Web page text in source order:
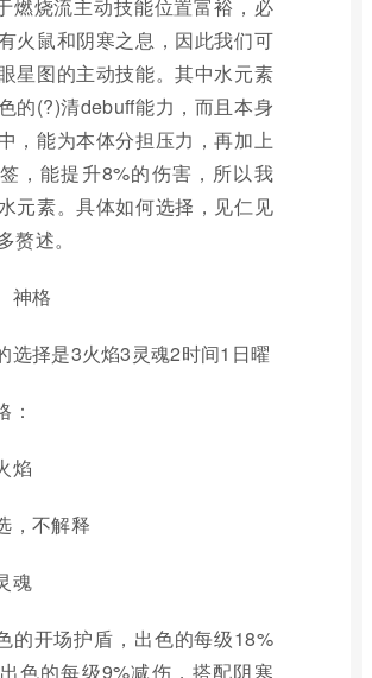
燃烧流主动技能位置富裕，必
火鼠和阴寒之息，因此我们可
星图的主动技能。其中水元素
的(?)清debuff能力，而且本身
，能为本体分担压力，再加上
，能提升8%的伤害，所以我
元素。具体如何选择，见仁见
赘述。
神格
选择是3火焰3灵魂2时间1日曜
：
焰
，不解释
魂
的开场护盾，出色的每级18%
色的每级9%减伤，搭配阴寒